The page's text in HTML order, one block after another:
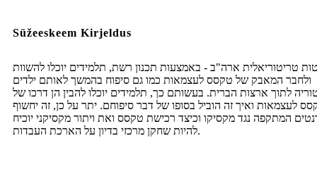
Süžeeskeem Kirjeldus
טריטוריאלית ארה"ב - באמצעות תכנון רשת, תלמידים יוכלו להשוות
ולחבר המאבק של טקסס לעצמאות כמו גם סיפוח בהמשך לאותם ילדים
לתוך ארצות הברית. בעשותם כך, תלמידים יוכלו להבין הן דרכו של
לעצמאות ואיך זה הוביל בסופו של דבר סיפוחם. יתר על כן, זה יחשוף
המתקפה נגד מקסיקו וכיצד רכישת טקסס ואת ויתור מקסיקני יוכיח
להיות שחקן מרכזי בדיון על הארכת העבדות.